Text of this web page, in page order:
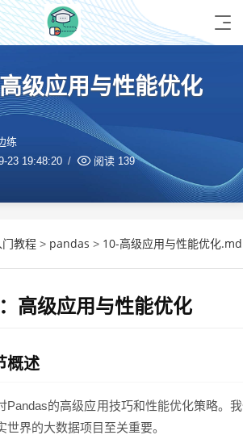
级应用与性能优化
练
23 19:48:20 阅读 139
教程 > pandas > 10-高级应用与性能优化.md
高级应用与性能优化
概述
Pandas的高级应用技巧和性能优化策略。
世界的大数据项目至关重要。